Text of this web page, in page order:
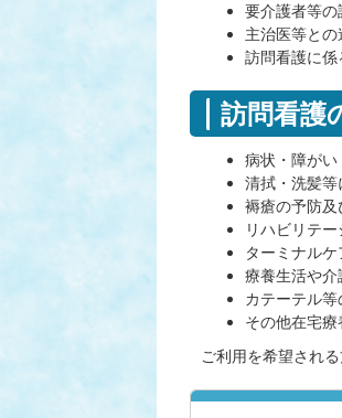
要介護者等の
主治医等と
訪問看護に
訪問看護
病状・障が
清拭・洗髪
褥瘡の予防及
リハビリテー
ターミナル
療養生活や
カテーテル
その他在宅
ご利用を希望され